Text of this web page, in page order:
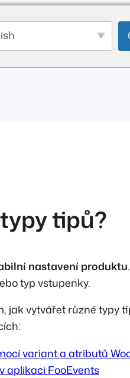
tipů?
nastavení produktu
typ vstupenky.
jak vytvářet různé typy
variant a atributů
aplikaci FooEvents